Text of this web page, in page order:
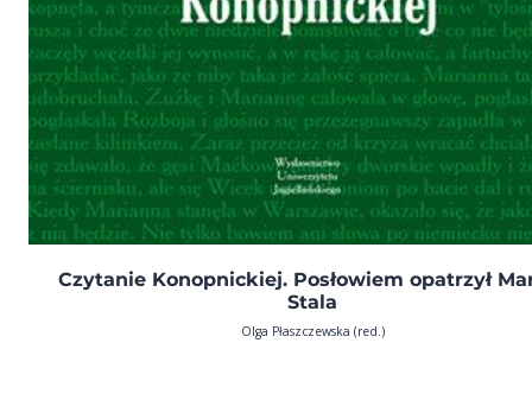
Czytanie Konopnickiej. Posłowiem opatrzył
Stala
Olga Płaszczewska (red.)